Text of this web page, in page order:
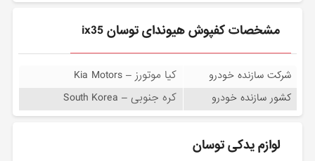
مشخصات کفپوش هیوندای توسان ix35
شرکت سازنده خودرو کیا موتورز – Kia Motors
کشور سازنده خودرو کره جنوبی – South Korea
لوازم یدکی توسان